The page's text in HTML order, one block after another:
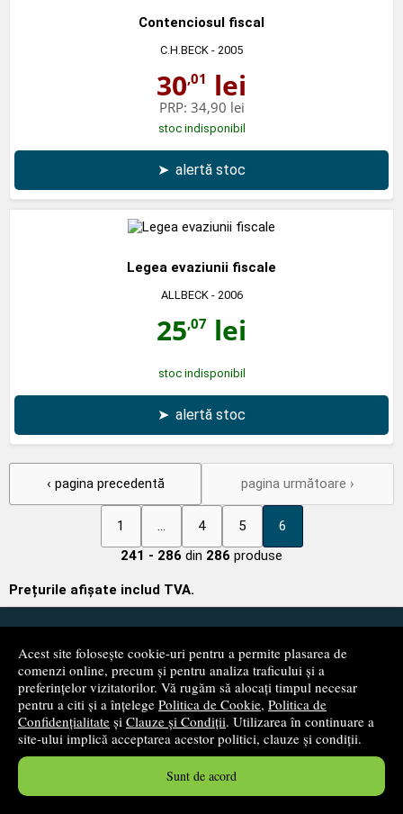
Acest site folosește cookie-uri pentru a permite plasarea de
comenzi online, precum și pentru analiza traficului și a
preferințelor vizitatorilor. Vă rugăm să alocați timpul necesar
pentru a citi și a înțelege Politica de Cookie, Politica de
Confidențialitate și Clauze și Condiții. Utilizarea în continuare a
site-ului implică acceptarea acestor politici, clauze și condiții.
Sunt de acord
Contenciosul fiscal
C.H.BECK - 2005
30,01 lei
PRP: 34,90 lei
stoc indisponibil
➤ alertă stoc
Legea evaziunii fiscale
ALLBECK- 2006
25,07 lei
stoc indisponibil
➤ alertă stoc
‹ pagina precedentă
1 ... 4 5 6
pagina următoare ›
241 - 286 din 286 produse
Prețurile afișate includ TVA.
Fii primul care află despre produsele noi și reducerile apărute
pe site-ul nostru!